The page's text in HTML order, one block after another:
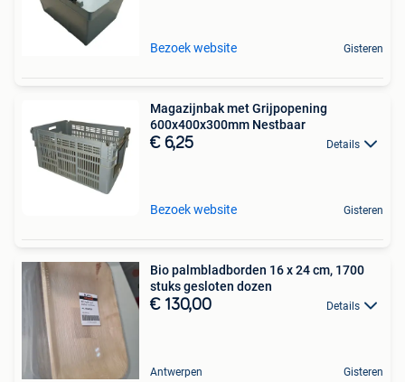
Bezoek website Gisteren
Magazijnbak met Grijpopening
600x400x300mm Nestbaar
€ 6,25 Details
Bezoek website Gisteren
Bio palmbladborden 16 x 24 cm, 1700
stuks gesloten dozen
€ 130,00 Details
Antwerpen Gisteren